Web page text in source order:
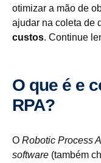
otimizar a mão de
ajudar na coleta de
custos. Continue
O que é e
RPA?
O Robotic Process
software (também